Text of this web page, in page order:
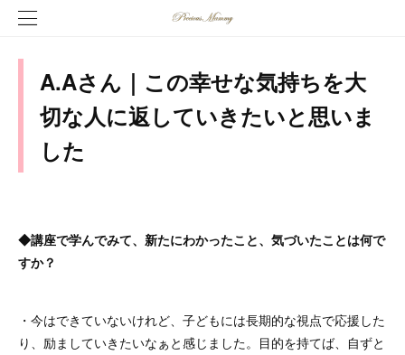
A.Aさん｜この幸せな気持ちを大
切な人に返していきたいと思いま
した
◆講座で学んでみて、新たにわかったこと、気づいたことは何で
すか？
・今はできていないけれど、子どもには長期的な視点で応援した
り、励ましていきたいなぁと感じました。目的を持てば、自ずと